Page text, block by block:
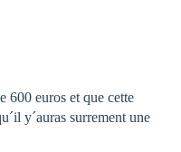
600 euros et que cette
y´auras surrement une